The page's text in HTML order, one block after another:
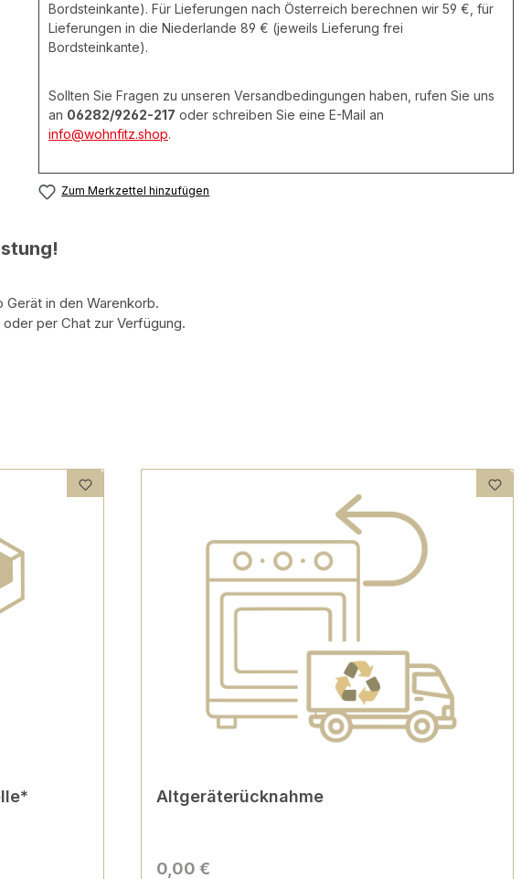
Bordsteinkante). Für Lieferungen nach Österreich berechnen wir 59 €, für
Lieferungen in die Niederlande 89 € (jeweils Lieferung frei
Bordsteinkante).
Sollten Sie Fragen zu unseren Versandbedingungen haben, rufen Sie uns
an 06282/9262-217 oder schreiben Sie eine E-Mail an
info@wohnfitz.shop.
Zum Merkzettel hinzufügen
in den Warenkorb.
per Chat zur Verfügung.
Altgeräterücknahme
0,00 €